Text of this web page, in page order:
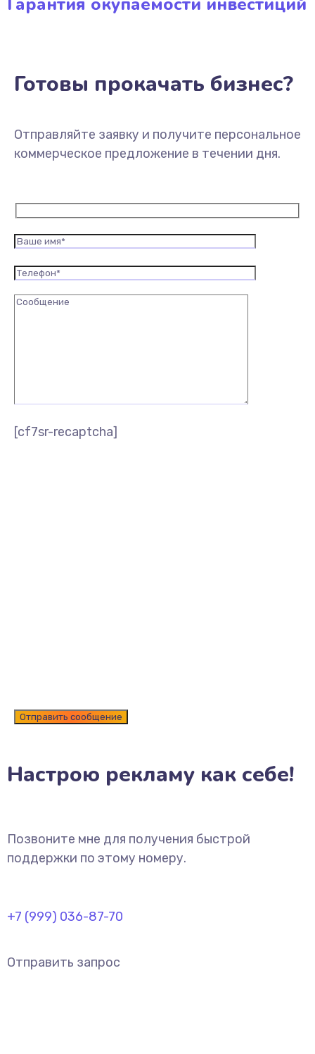
Готовы прокачать бизнес?
Отправляйте заявку и получите персональное
коммерческое предложение в течении дня.
[cf7sr-recaptcha]
Настрою рекламу как себе!
Позвоните мне для получения быстрой
поддержки по этому номеру.
+7 (999) 036-87-70
Отправить запрос